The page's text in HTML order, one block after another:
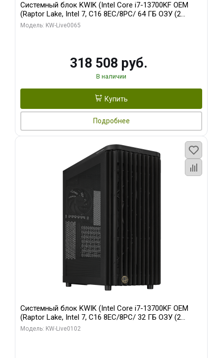
Системный блок KWIK (Intel Core i7-13700KF OEM
(Raptor Lake, Intel 7, C16 8EC/8PC/ 64 ГБ ОЗУ (2
модуля)/ ASUS RTX5080 PROART OC 16GB GDDR7
Модель: KW-Live0065
318 508 руб.
В наличии
Купить
Подробнее
Системный блок KWIK (Intel Core i7-13700KF OEM
(Raptor Lake, Intel 7, C16 8EC/8PC/ 32 ГБ ОЗУ (2
модуля)/ Afox RTX4090 24GB GDDR6X 384-Bit 3xDP
Модель: KW-Live0102